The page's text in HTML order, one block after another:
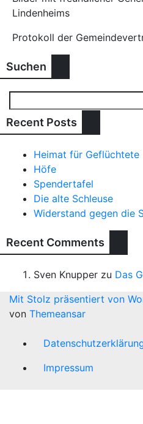
Lindenheims
Protokoll der
Suchen
Recent Posts
Heimat für Geflüchtete
Höfe
Spendertafel
Die alte Schleuse
Widerstand gegen die
Recent Comments
Sven Knupper zu Das
Mit Stolz präsentiert von
von Themeansar
Impressum